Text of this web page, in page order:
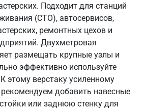
Подходит для станций
(СТО), автосервисов,
ремонтных цехов и
Двухметровая
размещать крупные узлы и
эффективно используйте
этому верстаку усиленному
добавить навесные
или заднюю стенку для